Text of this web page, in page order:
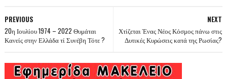
NEXT
Χτίζεται Ένας Νέος Κόσμος πάνω στις
Δυτικές Κυρώσεις κατά της Ρωσίας?
PREVIOUS
20η Ιουλίου 1974 – 2022 Θυμάται
Κανείς στην Ελλάδα τί Συνέβη Τότε ?